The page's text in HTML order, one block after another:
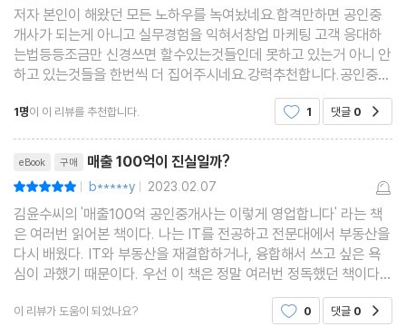
계약금 관련 판례
기타 거래사고 관련 판례
저자 본인이 해왔던 모든 노하우를 녹여놨네요.합격만하면 공인중
개사가 되는게 아니고 실무경험을 익혀서창업 마케팅 고객 응대하
는법등등조금만 신경쓰면 할수있는것들인데 못하고 있는거 아니 안
하고 있는것들을 한번씩 더 집어주시네요.강력추천합니다.공인중개
사뿐만 아니라 모든 세일즈나 마케팅하시는분들게 추천합니다.다
아는거지만 지금도 할수있는건데 못하고 있는 방식과 저
1명이 이 리뷰를 추천합니다. 1 댓글 0
eBook 구매 매출 100억이 진실일까?
| b*****y | 2023.02.07
김윤수씨의 '매출100억 공인중개사는 이렇게 영업합니다' 라는 책
은 여러번 읽어본 책이다. 나는 IT를 전공하고 전문대에서 부동산을
다시 배웠다. IT와 부동산을 재결합하거나, 융합해서 쓰고 싶은 욕
심이 과했기 때문이다. 우선 이 책은 정말 여러번 정독했던 책이다.
특이했던 이력은 중, 고등학생 때에 노스페이스 패딩으로 사재기를
했다는 것 내 친구들은 알고 있지만 지인
이 리뷰가 도움이 되었나요? 0 댓글 0